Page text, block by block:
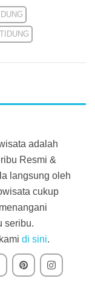
adalah
Resmi &
langsung oleh
cukup
seribu.
di sini.